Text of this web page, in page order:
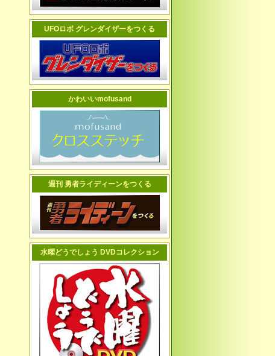
UFOロボ グレンダイザーをつくる
かわいいmofusand
週刊 勇者ライディーンをつくる
水曜どうでしょう DVDコレクション